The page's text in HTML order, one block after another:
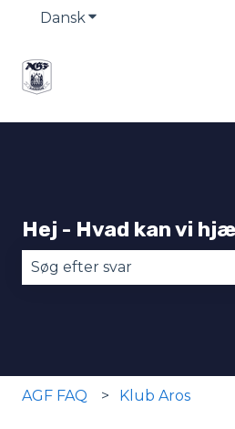
DanskVis undermenu for
Hej - Hvad kan vi
AGF FAQ Klub Aros